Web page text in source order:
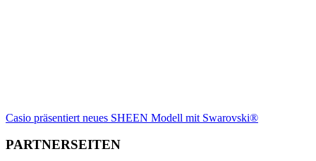
Casio präsentiert neues SHEEN Modell mit Swarovski®
PARTNERSEITEN